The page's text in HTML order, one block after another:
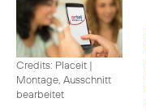
Credits: Placeit |
Montage, Ausschnitt
bearbeitet